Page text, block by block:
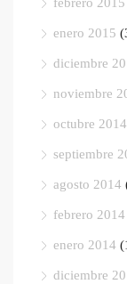
enero 2015
diciembre
noviembre
octubre 2014
septiembre
agosto 2014
febrero 2014
enero 2014
diciembre